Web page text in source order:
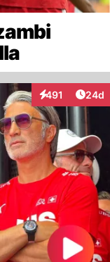
491
Interaktionen
24d